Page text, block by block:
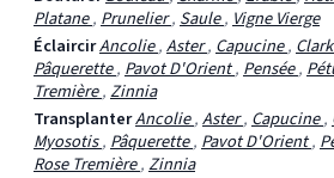
Platane, Prunelier, Saule, Vigne Vierge
ÉclaircirAncolie,Aster, Capucine,
Pâquerette, Pavot D'Orient, Pensée,
Tremière,Zinnia
TransplanterAncolie,Aster, Capucine,
Myosotis, Pâquerette, Pavot D'Orient,
Rose Tremière,Zinnia